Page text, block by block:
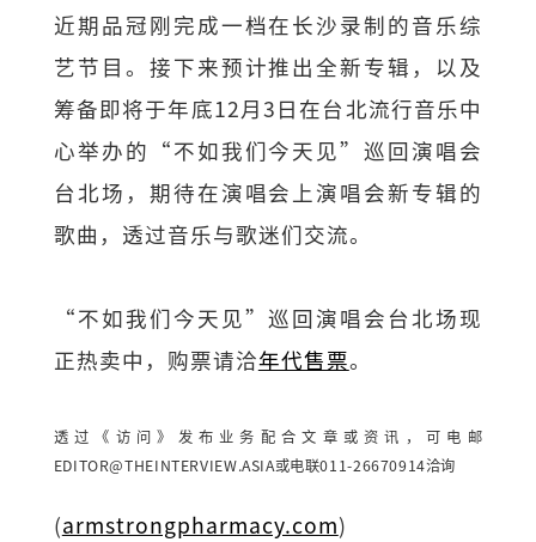
近期品冠刚完成一档在长沙录制的音乐综
艺节目。接下来预计推出全新专辑，以及
筹备即将于年底12月3日在台北流行音乐中
心举办的“不如我们今天见”巡回演唱会
台北场，期待在演唱会上演唱会新专辑的
歌曲，透过音乐与歌迷们交流。
“不如我们今天见”巡回演唱会台北场现
正热卖中，购票请洽年代售票。
透过《访问》发布业务配合文章或资讯，可电邮
EDITOR@THEINTERVIEW.ASIA或电联011-26670914洽询
(armstrongpharmacy.com)